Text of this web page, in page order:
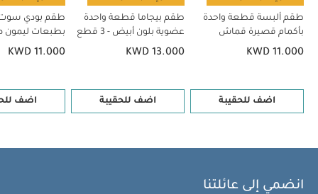
طقم ألبسة قطعة واحدة
بأكمام قصيرة قماش
عضوي بلون أبيض - 5 قطع
KWD 11.000
اضف للحقيبة
طقم بيجاما قطعة واحدة
عضوية بلون أبيض - 3 قطع
KWD 13.000
اضف للحقيبة
طقم بودي سوت
قطع
KWD 11.000
اضف
انضمي إلى عائلتنا